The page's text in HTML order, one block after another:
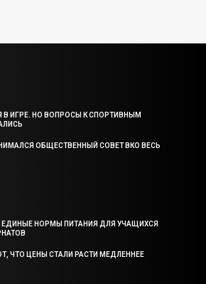
В ИГРЕ. НО ВОПРОСЫ К СПОРТИВНЫМ
ОБЩЕСТВЕННЫЙ СОВЕТ ВКО ВЕСЬ
ЕДИНЫЕ НОРМЫ ПИТАНИЯ ДЛЯ УЧАЩИХСЯ
ЧТО ЦЕНЫ СТАЛИ РАСТИ МЕДЛЕННЕЕ